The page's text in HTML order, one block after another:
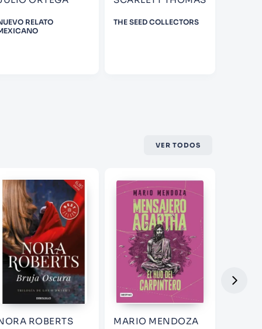
RELATO
THE SEED COLLECTORS
VER TODOS
ROBERTS MARIO MENDOZA